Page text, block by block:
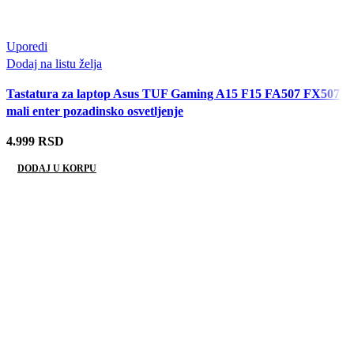
Uporedi
Dodaj na listu želja
Tastatura za laptop Asus TUF Gaming A15 F15 FA507 FX507
mali enter pozadinsko osvetljenje
4.999 RSD
DODAJ U KORPU